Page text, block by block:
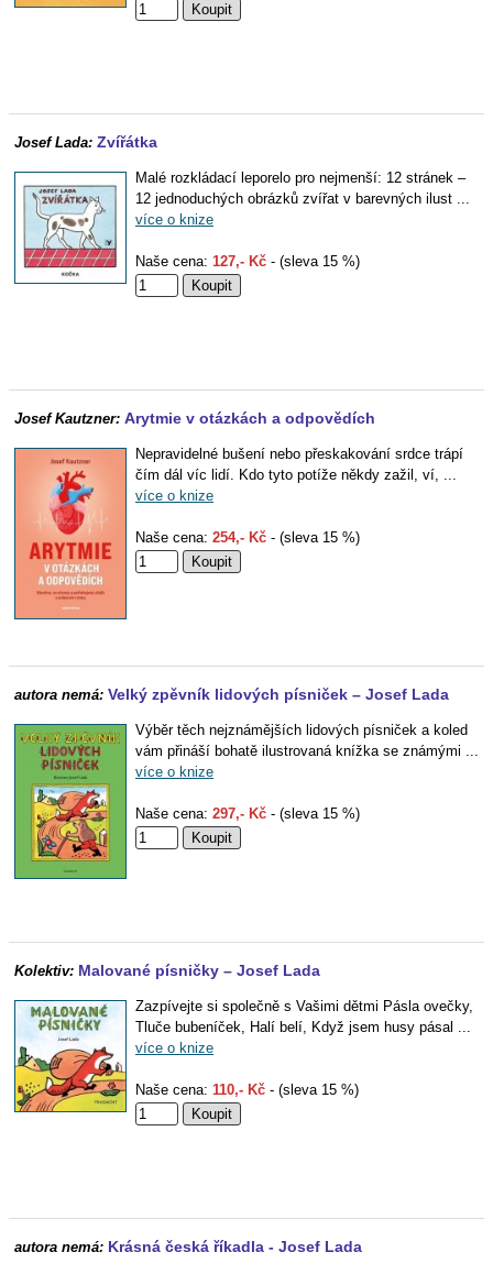
Josef Lada: Zvířátka
Malé rozkládací leporelo pro nejmenší: 12 stránek –
12 jednoduchých obrázků zvířat v barevných ilust ...
více o knize
Naše cena: 127,- Kč - (sleva 15 %)
Josef Kautzner: Arytmie v otázkách a odpovědích
Nepravidelné bušení nebo přeskakování srdce trápí
čím dál víc lidí. Kdo tyto potíže někdy zažil, ví, ...
více o knize
Naše cena: 254,- Kč - (sleva 15 %)
autora nemá: Velký zpěvník lidových písniček – Josef Lada
Výběr těch nejznámějších lidových písniček a koled
vám přináší bohatě ilustrovaná knížka se známými ...
více o knize
Naše cena: 297,- Kč - (sleva 15 %)
Kolektiv: Malované písničky – Josef Lada
Zazpívejte si společně s Vašimi dětmi Pásla ovečky,
Tluče bubeníček, Halí belí, Když jsem husy pásal ...
více o knize
Naše cena: 110,- Kč - (sleva 15 %)
autora nemá: Krásná česká říkadla - Josef Lada